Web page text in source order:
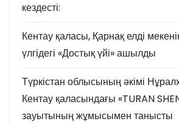
кездесті:
Кентау қаласы, Қарнақ елді
үлгідегі «Достық үйі» ашылды
Түркістан облысының әкімі
Кентау қаласындағы «TURAN
зауытының жұмысымен танысты